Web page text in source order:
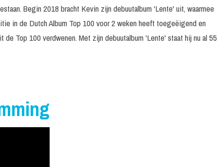
Begin 2018 bracht Kevin zijn debuutalbum 'Lente' uit, waarmee
in de Dutch Album Top 100 voor 2 weken heeft toegeëigend en
Top 100 verdwenen. Met zijn debuutalbum 'Lente' staat hij nu al 55